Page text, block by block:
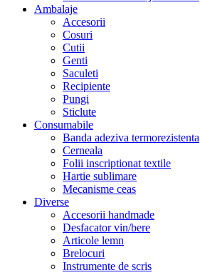
Ambalaje
Accesorii
Cosuri
Cutii
Genti
Saculeti
Recipiente
Pungi
Sticlute
Consumabile
Banda adeziva termorezistenta
Cerneala
Folii inscriptionat textile
Hartie sublimare
Mecanisme ceas
Diverse
Accesorii handmade
Desfacator vin/bere
Articole lemn
Brelocuri
Instrumente de scris